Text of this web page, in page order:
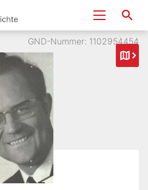
GND-Nummer: 1102954454